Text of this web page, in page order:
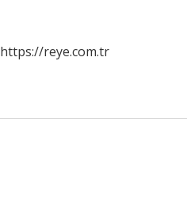
https://reye.com.tr